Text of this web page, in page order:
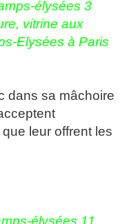
vitrine aux
Elysées à Paris
dans sa mâchoire
leur offrent les